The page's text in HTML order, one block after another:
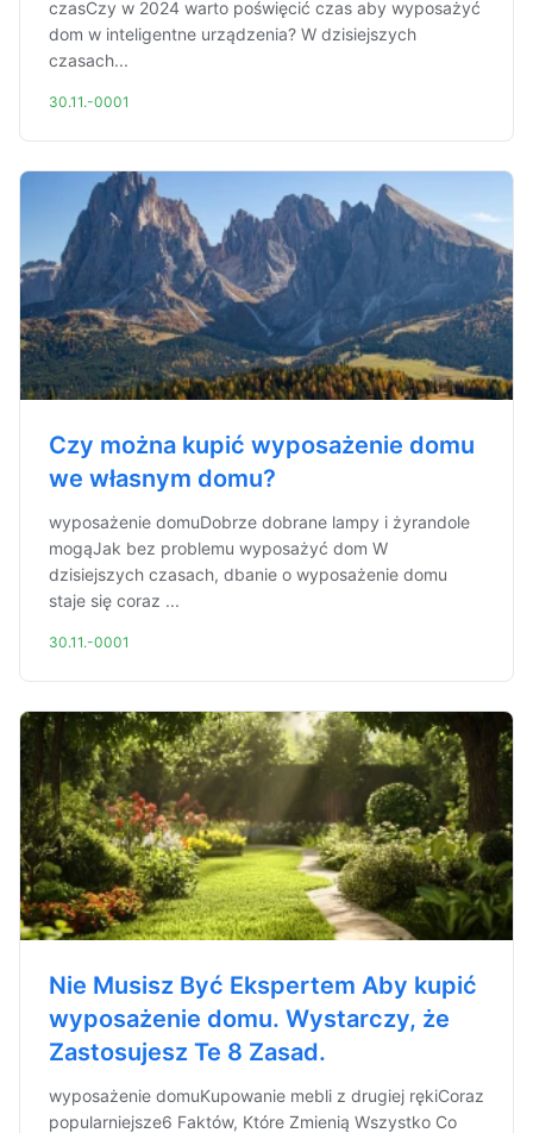
czasCzy w 2024 warto poświęcić czas aby wyposażyć
dom w inteligentne urządzenia? W dzisiejszych
czasach...
30.11.-0001
Czy można kupić wyposażenie domu
we własnym domu?
wyposażenie domuDobrze dobrane lampy i żyrandole
mogąJak bez problemu wyposażyć dom W
dzisiejszych czasach, dbanie o wyposażenie domu
staje się coraz ...
30.11.-0001
Nie Musisz Być Ekspertem Aby kupić
wyposażenie domu. Wystarczy, że
Zastosujesz Te 8 Zasad.
wyposażenie domuKupowanie mebli z drugiej rękiCoraz
popularniejsze6 Faktów, Które Zmienią Wszystko Co